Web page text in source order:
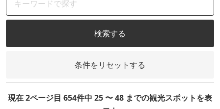
検索する
条件をリセットする
現在 2ページ目 654件中 25 〜 48 までの観光スポットを表